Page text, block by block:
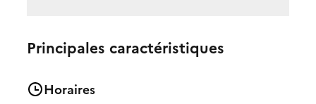
Principales caractéristiques
Horaires